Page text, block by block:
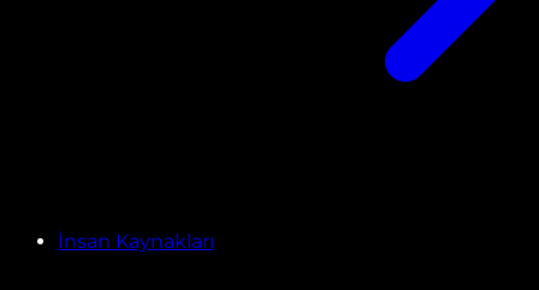
İnsan Kaynakları